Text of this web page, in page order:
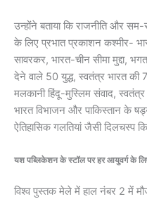
उन्होंने बताया कि राजनीति और सम-
के लिए प्रभात प्रकाशन कश्मीर-
सावरकर, भारत-चीन सीमा मुद्दा,
देने वाले 50 युद्ध, स्वतंत्र भारत
मलकानी हिंदू-मुस्लिम संवाद,
भारत विभाजन और पाकिस्तान के
ऐतिहासिक गलतियां जैसी दिलचस्प
यश पब्लिकेशन के स्टॉल पर हर आयुवर्ग के
विश्व पुस्तक मेले में हाल नंबर 2 में